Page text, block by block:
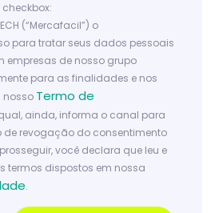
(“Mercafacil”) o
para tratar seus dados pessoais
empresas de nosso grupo
para as finalidades e nos
nosso Termo de
ainda, informa o canal para
de revogação do consentimento
você declara que leu e
termos dispostos em nossa
.